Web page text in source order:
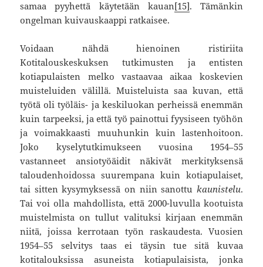
samaa pyyhettä käytetään kauan[15]. Tämänkin
ongelman kuivauskaappi ratkaisee.
Voidaan nähdä hienoinen ristiriita
Kotitalouskeskuksen tutkimusten ja entisten
kotiapulaisten melko vastaavaa aikaa koskevien
muisteluiden välillä. Muisteluista saa kuvan, että
työtä oli työläis- ja keskiluokan perheissä enemmän
kuin tarpeeksi, ja että työ painottui fyysiseen työhön
ja voimakkaasti muuhunkin kuin lastenhoitoon.
Joko kyselytutkimukseen vuosina 1954–55
vastanneet ansiotyöäidit näkivät merkityksensä
taloudenhoidossa suurempana kuin kotiapulaiset,
tai sitten kysymyksessä on niin sanottu kaunistelu.
Tai voi olla mahdollista, että 2000-luvulla kootuista
muistelmista on tullut valituksi kirjaan enemmän
niitä, joissa kerrotaan työn raskaudesta. Vuosien
1954–55 selvitys taas ei täysin tue sitä kuvaa
kotitalouksissa asuneista kotiapulaisista, jonka